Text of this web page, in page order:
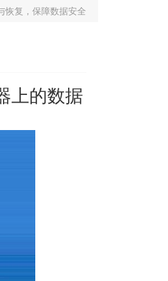
恢复，保障数据安全
上的数据